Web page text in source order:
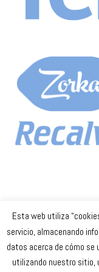
Celta
Esta web utiliza
servicio, almacenando
datos acerca de cómo se
utilizando nuestro sitio,